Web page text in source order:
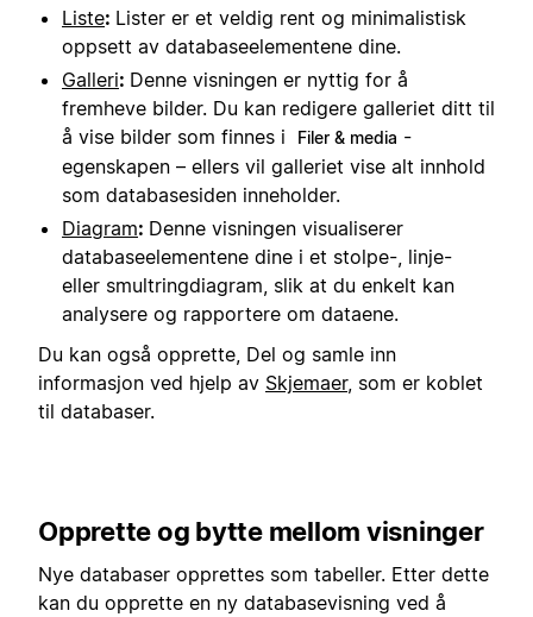
Liste: Lister er et veldig rent og minimalistisk
oppsett av databaseelementene dine.
Galleri: Denne visningen er nyttig for å
fremheve bilder. Du kan redigere galleriet ditt til
å vise bilder som finnes i
Filer & media -
egenskapen – ellers vil galleriet vise alt innhold
som databasesiden inneholder.
Diagram: Denne visningen visualiserer
databaseelementene dine i et stolpe-, linje-
eller smultringdiagram, slik at du enkelt kan
analysere og rapportere om dataene.
Du kan også opprette, Del og samle inn
informasjon ved hjelp av Skjemaer, som er koblet
til databaser.
Opprette og bytte mellom visninger
Nye databaser opprettes som tabeller. Etter dette
kan du opprette en ny databasevisning ved å